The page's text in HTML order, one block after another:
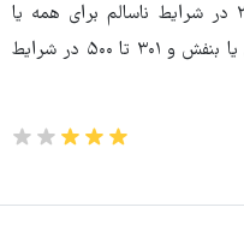
برای گروه حساس یا نارنجی، ۱۵۱ تا ۲۰۰ در شرایط ناسالم برای همه یا
قرمز، ۲۰۱ تا ۳۰۰ در شرایط بسیار ناسالم یا بنفش و ۳۰۱ تا ۵۰۰ در شرایط